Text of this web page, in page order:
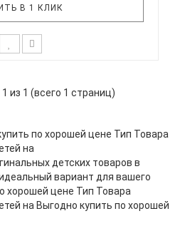
В 1 КЛИК
входит: 1. деревянные
5. Металлофон, 6.
игра "Картинки-..
из 1 (всего 1 страниц)
по хорошей цене Тип Товара
на
детских товаров в
вариант для вашего
хорошей цене Тип Товара
на Выгодно купить по хорошей